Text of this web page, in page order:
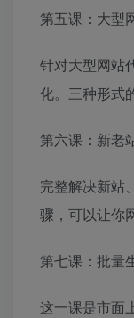
第五课：大型
针对大型网站
化。三种形式
第六课：新老
完整解决新站
骤，可以让你
第七课：批量
这一课是市面